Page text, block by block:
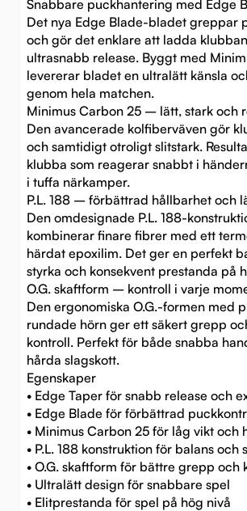
Snabbare puckhantering med Edge
Det nya Edge Blade-bladet greppar
och gör det enklare att ladda
ultrasnabb release. Byggt med
levererar bladet en ultralätt känsla
genom hela matchen.
Minimus Carbon 25 – lätt, stark och
Den avancerade kolfiberväven gör
och samtidigt otroligt slitstark.
klubba som reagerar snabbt i
i tuffa närkamper.
P.L. 188 – förbättrad hållbarhet och
Den omdesignade P.L. 188-
kombinerar finare fibrer med ett
härdat epoxilim. Det ger en perfekt
styrka och konsekvent prestanda på
O.G. skaftform – kontroll i varje
Den ergonomiska O.G.-formen med
rundade hörn ger ett säkert grepp
kontroll. Perfekt för både snabba
hårda slagskott.
Egenskaper
• Edge Taper för snabb release och
• Edge Blade för förbättrad
• Minimus Carbon 25 för låg vikt och
• P.L. 188 konstruktion för balans och
• O.G. skaftform för bättre grepp och
• Ultralätt design för snabbare spel
• Elitprestanda för spel på hög nivå